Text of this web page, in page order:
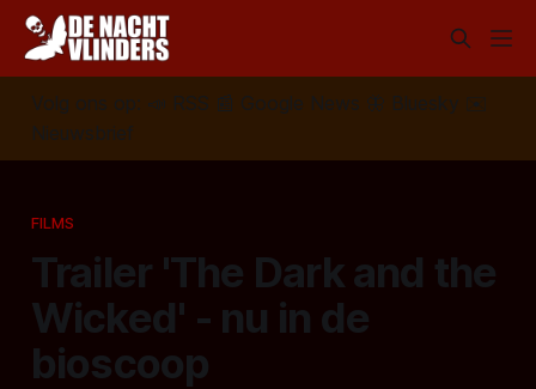
Volg ons op: 📣 RSS 📰 Google News 🦋 Bluesky
✉️
Nieuwsbrief
FILMS
Trailer 'The Dark and the
Wicked' - nu in de
bioscoop